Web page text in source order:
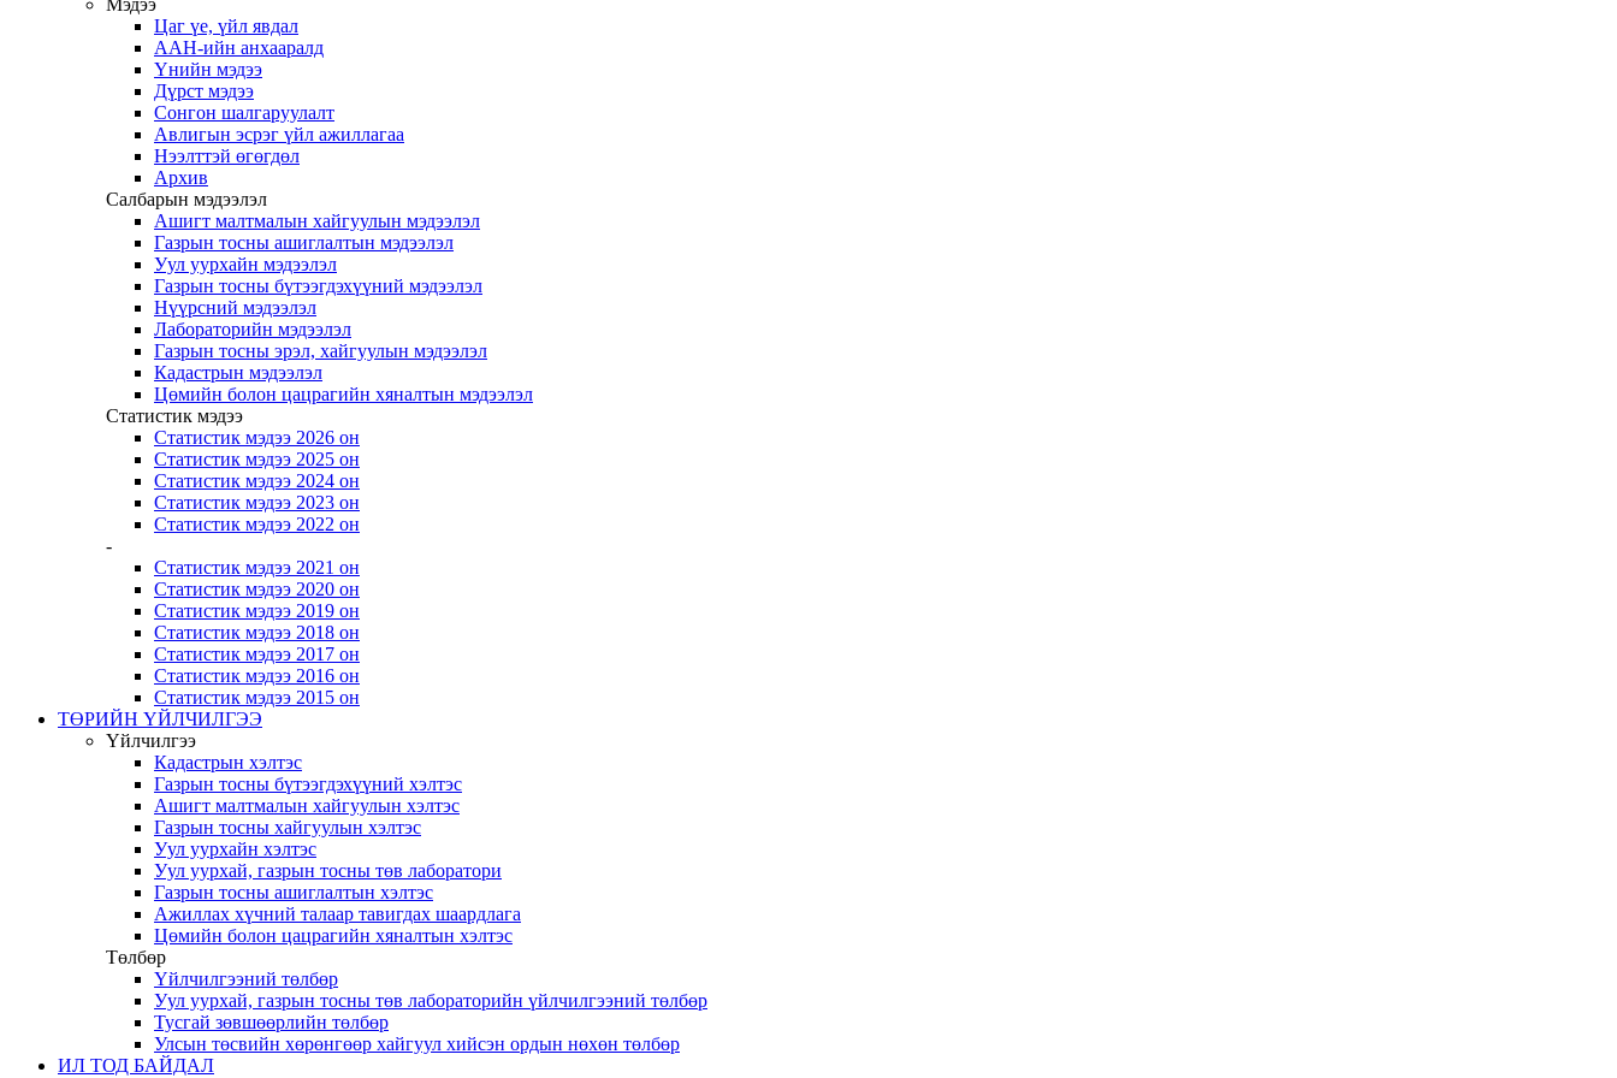
Мэдээ
Цаг үе, үйл явдал
ААН-ийн анхааралд
Үнийн мэдээ
Дүрст мэдээ
Сонгон шалгаруулалт
Авлигын эсрэг үйл ажиллагаа
Нээлттэй өгөгдөл
Архив
Салбарын мэдээлэл
Ашигт малтмалын хайгуулын мэдээлэл
Газрын тосны ашиглалтын мэдээлэл
Уул уурхайн мэдээлэл
Газрын тосны бүтээгдэхүүний мэдээлэл
Нүүрсний мэдээлэл
Лабораторийн мэдээлэл
Газрын тосны эрэл, хайгуулын мэдээлэл
Кадастрын мэдээлэл
Цөмийн болон цацрагийн хяналтын мэдээлэл
Статистик мэдээ
Статистик мэдээ 2026 он
Статистик мэдээ 2025 он
Статистик мэдээ 2024 он
Статистик мэдээ 2023 он
Статистик мэдээ 2022 он
-
Статистик мэдээ 2021 он
Статистик мэдээ 2020 он
Статистик мэдээ 2019 он
Статистик мэдээ 2018 он
Статистик мэдээ 2017 он
Статистик мэдээ 2016 он
Статистик мэдээ 2015 он
ТӨРИЙН ҮЙЛЧИЛГЭЭ
Үйлчилгээ
Кадастрын хэлтэс
Газрын тосны бүтээгдэхүүний хэлтэс
Ашигт малтмалын хайгуулын хэлтэс
Газрын тосны хайгуулын хэлтэс
Уул уурхайн хэлтэс
Уул уурхай, газрын тосны төв лаборатори
Газрын тосны ашиглалтын хэлтэс
Ажиллах хүчний талаар тавигдах шаардлага
Цөмийн болон цацрагийн хяналтын хэлтэс
Төлбөр
Үйлчилгээний төлбөр
Уул уурхай, газрын тосны төв лабораторийн үйлчилгээний төлбөр
Тусгай зөвшөөрлийн төлбөр
Улсын төсвийн хөрөнгөөр хайгуул хийсэн ордын нөхөн төлбөр
ИЛ ТОД БАЙДАЛ